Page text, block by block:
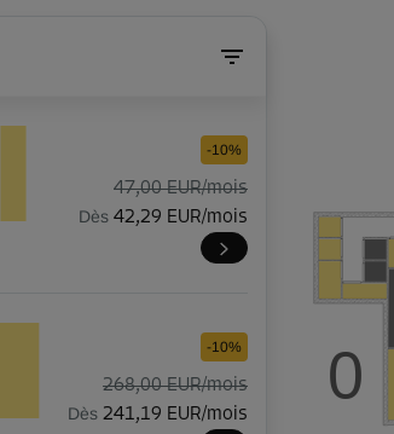
-10%
47,00 EUR/mois
Dès 42,29 EUR/mois
-10%
268,00 EUR/mois
Dès 241,19 EUR/mois
0